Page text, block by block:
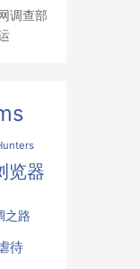
调查部
览器
之路
待